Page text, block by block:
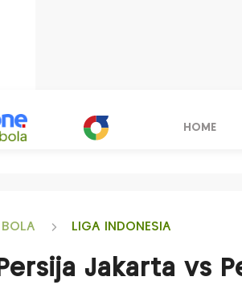
HOME
BOLA LIGA INDONESIA
Jakarta vs